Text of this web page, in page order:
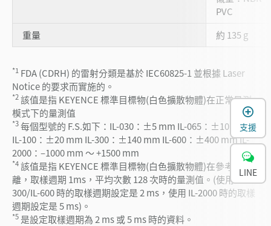
PVC
重量
約 135 g
*1 FDA (CDRH) 的雷射分類是基於 IEC60825-1 並根據 Laser
Notice 的要求而實施的。
*2該值是指 KEYENCE 標準目標物(白色擴散物體)在正常量測
模式下的量測值
*3每個型號的 F.S.如下：IL-030：±5 mm IL-065：±10 mm
IL-100：±20 mm IL-300：±140 mm IL-600：±400 mm IL-
2000：–1000 mm ～ +1500 mm
*4該值是指 KEYENCE 標準目標物(白色擴散物體)在參考距
離，取樣週期 1ms，平均次數 128 次時的量測值。(使用 IL-
300/IL-600 時的取樣週期設定是 2 ms，使用 IL-2000 時的取樣
週期設定是 5 ms)。
*5 是設定取樣週期為 2 ms 或 5 ms 時的資料。
支援
LINE